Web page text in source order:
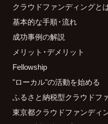
クラウドファンディングと
基本的な手順・流れ
成功事例の解説
メリット・デメリット
Fellowship
"ローカル"の活動を始める
ふるさと納税型クラウドフ
東京都クラウドファンディ